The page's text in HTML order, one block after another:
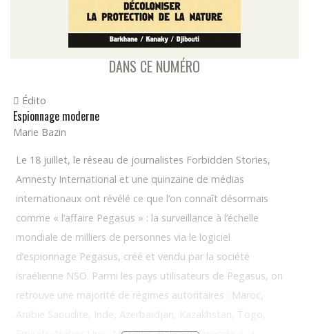
DANS CE NUMÉRO
Édito
Espionnage moderne
Marie Bazin
Le 18 juillet, le réseau de journalistes Forbidden Stories,
Amnesty International et une quinzaine de médias
internationaux ont révélé ce que l’on connaît désormais
comme « l’affaire Pegasus » : la surveillance à l’échelle
mondiale de milliers de personnes via le logiciel
d’espionnage Pegasus, créé et vendu par la société
israélienne NSO. Parmi les pays utilisateurs de Pegasus, on
retrouve une majorité de régimes autoritaires : Maroc,
Arabie Saoudite, Inde, Azerbaïdjan, Kazakhstan, Togo,